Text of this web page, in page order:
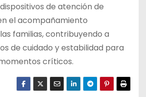
de atención de
el acompañamiento
familias, contribuyendo a
de cuidado y estabilidad para
críticos.